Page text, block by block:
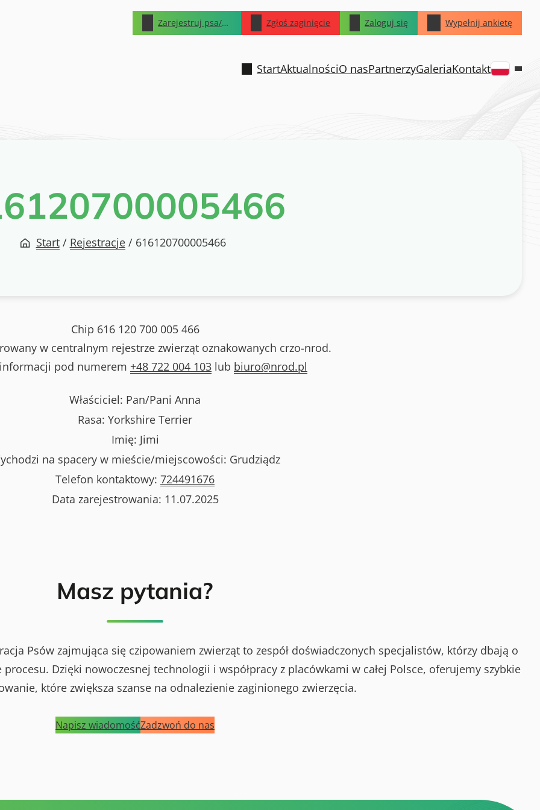
Zarejestruj psa/kota Zgłoś zaginięcie Zaloguj się Wypełnij ankietę
StartAktualnościO nasPartnerzyGaleriaKontakt
Start / Rejestracje / 616120700005466
Chip 616 120 700 005 466
w centralnym rejestrze zwierząt oznakowanych crzo-nrod.
pod numerem +48 722 004 103 lub biuro@nrod.pl
Właściciel: Pan/Pani Anna
Rasa: Yorkshire Terrier
Imię: Jimi
na spacery w mieście/miejscowości: Grudziądz
Telefon kontaktowy: 724491676
Data zarejestrowania: 11.07.2025
Masz pytania?
Psów zajmująca się czipowaniem zwierząt to zespół doświadczonych specjalistów, którzy dbają o
Dzięki nowoczesnej technologii i współpracy z placówkami w całej Polsce, oferujemy szybkie
które zwiększa szanse na odnalezienie zaginionego zwierzęcia.
Napisz wiadomośćZadzwoń do nas